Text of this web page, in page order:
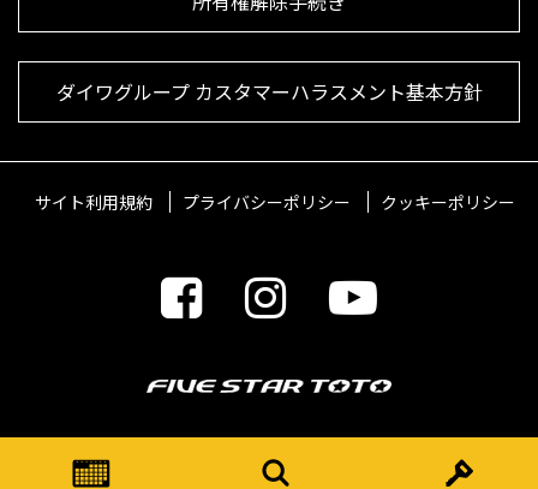
ダイワグループ カスタマーハラスメント基本方針
サイト利用規約 プライバシーポリシー クッキーポリシー